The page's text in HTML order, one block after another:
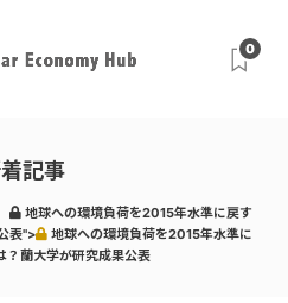
0
記事
地球への環境負荷を2015年水準に戻す
表">
地球への環境負荷を2015年水準に
？蘭大学が研究成果公表